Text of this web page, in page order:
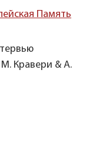
Память
Кравери & А.